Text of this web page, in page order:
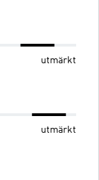
utmärkt
utmärkt